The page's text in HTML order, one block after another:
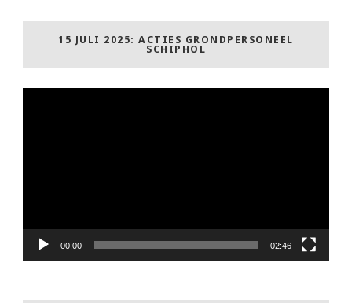
15 JULI 2025: ACTIES GRONDPERSONEEL
SCHIPHOL
00:00 02:46